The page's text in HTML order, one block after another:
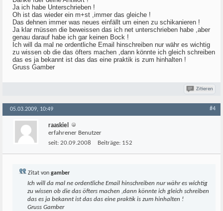
Ja ich habe Unterschrieben !
Oh ist das wieder ein m+st ,immer das gleiche !
Das dehnen immer was neues einfällt um einen zu schikanieren !
Ja klar müssen die beweissen das ich net unterschrieben habe ,aber
genau darauf habe ich gar keinen Bock !
Ich will da mal ne ordentliche Email hinschreiben nur währ es wichtig
zu wissen ob die das öfters machen ,dann könnte ich gleich schreiben
das es ja bekannt ist das das eine praktik is zum hinhalten !
Gruss Gamber
Zitieren
05.03.2009, 10:49 #4
raaskiel
erfahrener Benutzer
seit: 20.09.2008 Beiträge: 152
Zitat von gamber
Ich will da mal ne ordentliche Email hinschreiben nur währ es wichtig
zu wissen ob die das öfters machen ,dann könnte ich gleich schreiben
das es ja bekannt ist das das eine praktik is zum hinhalten !
Gruss Gamber